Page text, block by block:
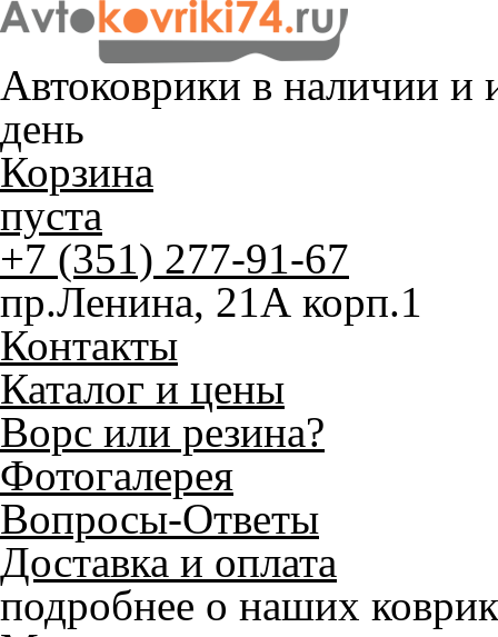
Автоковрики в наличии и
день
Корзина
пуста
+7 (351) 277-91-67
пр.Ленина, 21А корп.1
Контакты
Каталог и цены
Ворс или резина?
Фотогалерея
Вопросы-Ответы
Доставка и оплата
подробнее о наших